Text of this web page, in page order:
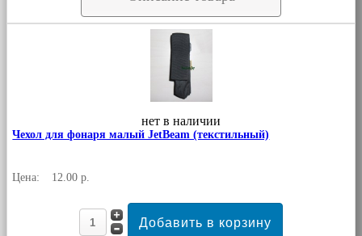
нет в наличии
Чехол для фонаря малый JetBeam (текстильный)
Цена: 12.00 р.